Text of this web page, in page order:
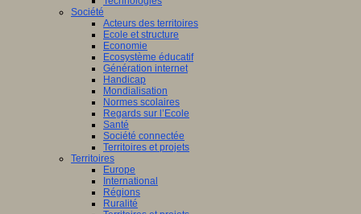
Société
Acteurs des territoires
Ecole et structure
Economie
Ecosystème éducatif
Génération internet
Handicap
Mondialisation
Normes scolaires
Regards sur l’Ecole
Santé
Société connectée
Territoires et projets
Territoires
Europe
International
Régions
Ruralité